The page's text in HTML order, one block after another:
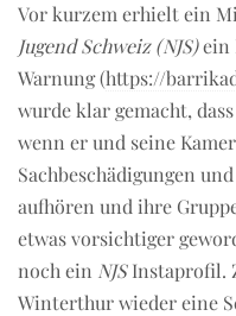
Vor kurzem erhielt ein
Jugend Schweiz (NJS)ein
Warnung (https://
wurde klar gemacht,
wenn er und seine
Sachbeschädigungen
aufhören und ihre
etwas vorsichtiger
noch ein NJSInstaprofil.
Winterthur wieder eine